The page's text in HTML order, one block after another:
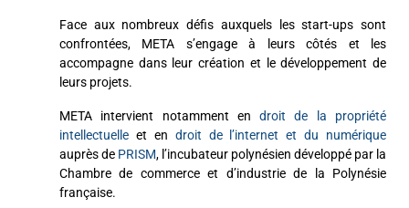
Face aux nombreux défis auxquels les start-ups sont
confrontées, META s’engage à leurs côtés et les
accompagne dans leur création et le développement de
leurs projets.
META intervient notamment endroit de la propriété
intellectuelle et en droit de l’internet et du numérique
auprès de PRISM, l’incubateur polynésien développé par la
Chambre de commerce et d’industrie de la Polynésie
française.